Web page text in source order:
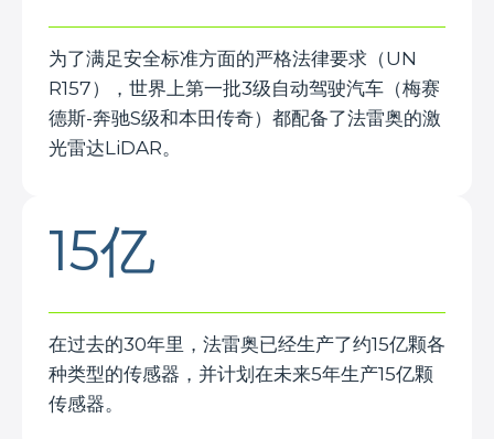
为了满足安全标准方面的严格法律要求（UN
R157），世界上第一批3级自动驾驶汽车（梅赛
德斯-奔驰S级和本田传奇）都配备了法雷奥的激
光雷达LiDAR。
15亿
在过去的30年里，法雷奥已经生产了约15亿颗各
种类型的传感器，并计划在未来5年生产15亿颗
传感器。